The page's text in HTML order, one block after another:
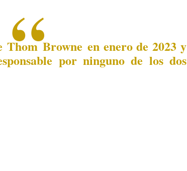
Browne en enero de 2023 y
por ninguno de los dos